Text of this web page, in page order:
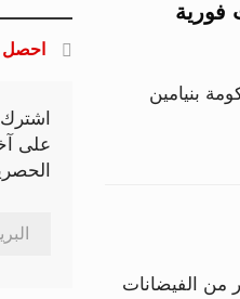
فورية
بنيامين
من الفيضانات
احصل
على